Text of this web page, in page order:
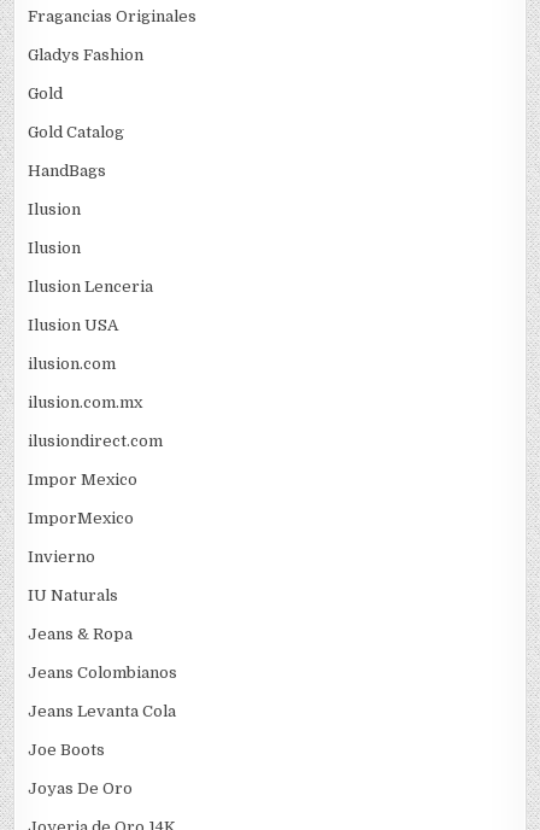
Fragancias Originales
Gladys Fashion
Gold
Gold Catalog
HandBags
Ilusion
Ilusion
Ilusion Lenceria
Ilusion USA
ilusion.com
ilusion.com.mx
ilusiondirect.com
Impor Mexico
ImporMexico
Invierno
IU Naturals
Jeans & Ropa
Jeans Colombianos
Jeans Levanta Cola
Joe Boots
Joyas De Oro